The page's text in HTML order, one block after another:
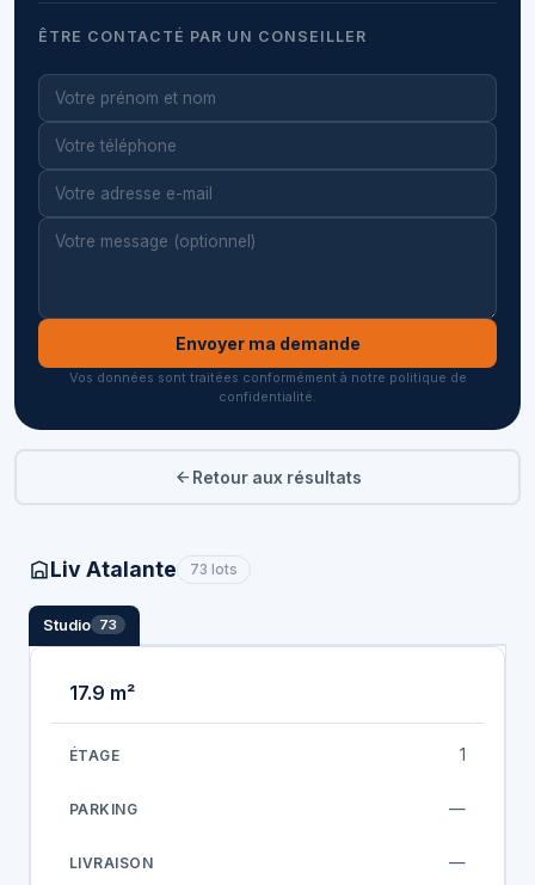
ÊTRE CONTACTÉ PAR UN CONSEILLER
Envoyer ma demande
Vos données sont traitées conformément à notre politique de
confidentialité.
Retour aux résultats
Liv Atalante 73 lots
Studio 73
17.9 m²
1
—
—